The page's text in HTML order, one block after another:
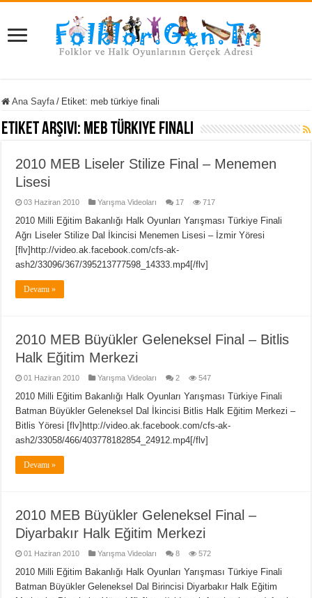
Ana Sayfa / Etiket:meb türkiye finali
Etiket Arşivi: meb türkiye finali
2010 MEB Liseler Stilize Final – Menemen
Lisesi
03 Haziran 2010 Yarışma Videoları 17 717
2010 Milli Eğitim Bakanlığı Halk Oyunları Yarışması Türkiye Finali
Ağrı Liseler Stilize Dal İkincisi Menemen Lisesi – İzmir Yöresi
[flv]http://video.ak.facebook.com/cfs-ak-
ash2/33096/367/395213777598_14333.mp4[/flv]
Devamı »
2010 MEB Büyükler Geleneksel Final – Bitlis
Halk Eğitim Merkezi
01 Haziran 2010 Yarışma Videoları 2 547
2010 Milli Eğitim Bakanlığı Halk Oyunları Yarışması Türkiye Finali
Batman Büyükler Geleneksel Dal İkincisi Bitlis Halk Eğitim Merkezi –
Bitlis Yöresi [flv]http://video.ak.facebook.com/cfs-ak-
ash2/33058/466/403778182854_24912.mp4[/flv]
Devamı »
2010 MEB Büyükler Geleneksel Final –
Diyarbakır Halk Eğitim Merkezi
01 Haziran 2010 Yarışma Videoları 8 572
2010 Milli Eğitim Bakanlığı Halk Oyunları Yarışması Türkiye Finali
Batman Büyükler Geleneksel Dal Birincisi Diyarbakır Halk Eğitim